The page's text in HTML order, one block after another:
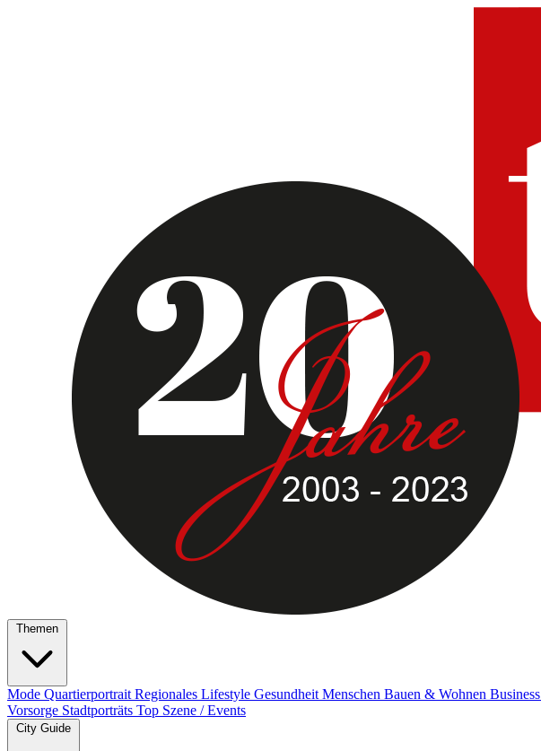
Themen
Mode Quartierportrait Regionales Lifestyle Gesundheit Menschen Bauen & Wohnen Business
Vorsorge Stadtporträts Top Szene / Events
City Guide